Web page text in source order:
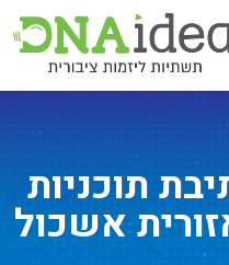
תוכניות
אשכול